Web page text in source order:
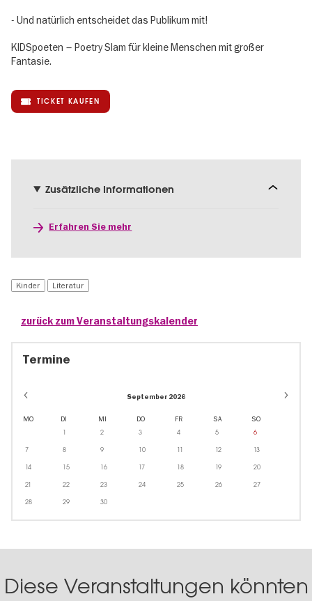
- Und natürlich entscheidet das Publikum mit!
KIDSpoeten – Poetry Slam für kleine Menschen mit großer
Fantasie.
TICKET KAUFEN
Zusätzliche Informationen
Erfahren Sie mehr
Kinder Literatur
zurück zum Veranstaltungskalender
Termine
September 2026
MO DI MI DO FR SA SO
1 2 3 4 5 6
7 8 9 10 11 12 13
14 15 16 17 18 19 20
21 22 23 24 25 26 27
28 29 30
Diese Veranstaltungen könnten